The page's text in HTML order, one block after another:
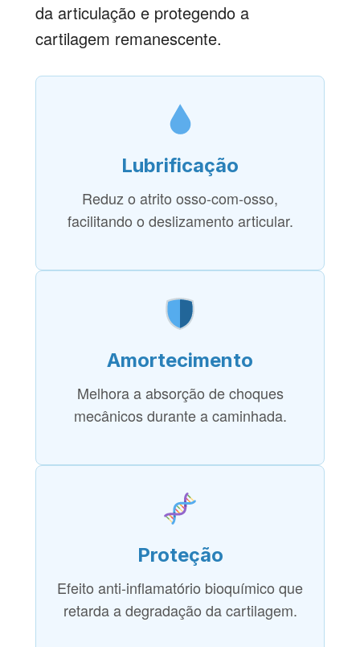
da articulação e protegendo a
cartilagem remanescente.
Lubrificação
Reduz o atrito osso-com-osso,
facilitando o deslizamento articular.
Amortecimento
Melhora a absorção de choques
mecânicos durante a caminhada.
Proteção
Efeito anti-inflamatório bioquímico que
retarda a degradação da cartilagem.